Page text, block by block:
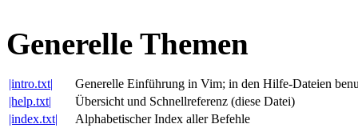
Generelle Themen
|intro.txt|
Generelle Einführung in Vim; in den Hilfe-Dateien
|help.txt|
Übersicht und Schnellreferenz (diese Datei)
|index.txt|
Alphabetischer Index aller Befehle